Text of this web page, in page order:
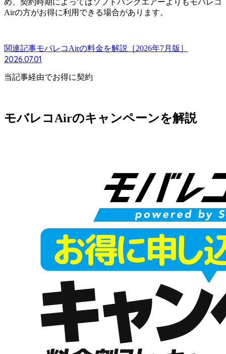
Airの方がお得に利用できる場合があります。
関連記事モバレコAirの料金を解説［2026年7月版］
2026.07.01
当記事経由でお得に契約
モバレコAirのキャンペーンを解説